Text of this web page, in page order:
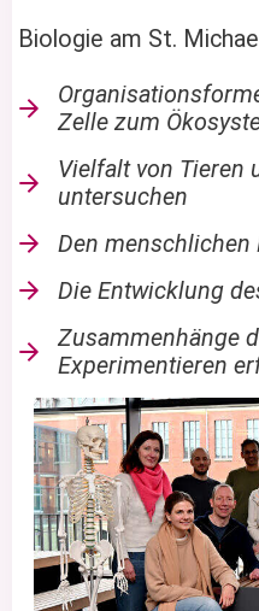
Biologie am St.
Zelle zum
Vielfalt von Tieren
untersuchen
Den menschlichen
Die Entwicklung
Zusammenhänge
Experimentieren